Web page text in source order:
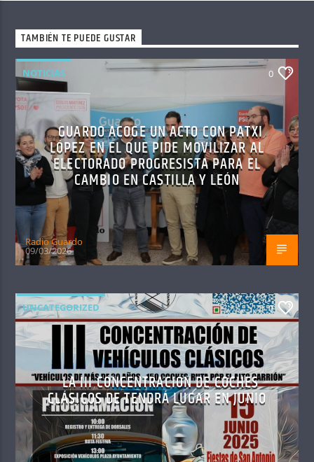
TAMBIÉN TE PUEDE GUSTAR
NOTICIAS 0
GUARDO ACOGE UN ACTO CON PATXI
LÓPEZ EN EL QUE PIDE MOVILIZAR AL
ELECTORADO PROGRESISTA PARA EL
CAMBIO EN CASTILLA Y LEÓN
Radio Guardo
09/03/2026
UNCATEGORIZED 0
LA III CONCENTRACIÓN DE COCHES
CLÁSICOS DE TENDRÁ LUGAR EN JUNIO